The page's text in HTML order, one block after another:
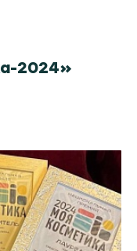
2024»